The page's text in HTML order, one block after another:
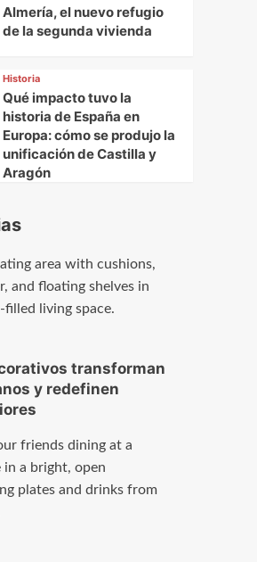
Almería, el nuevo refugio
de la segunda vivienda
Historia
Qué impacto tuvo la
historia de España en
Europa: cómo se produjo la
unificación de Castilla y
Aragón
transforman
y redefinen